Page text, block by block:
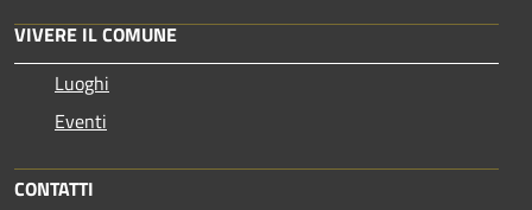
VIVERE IL COMUNE
Luoghi
Eventi
CONTATTI